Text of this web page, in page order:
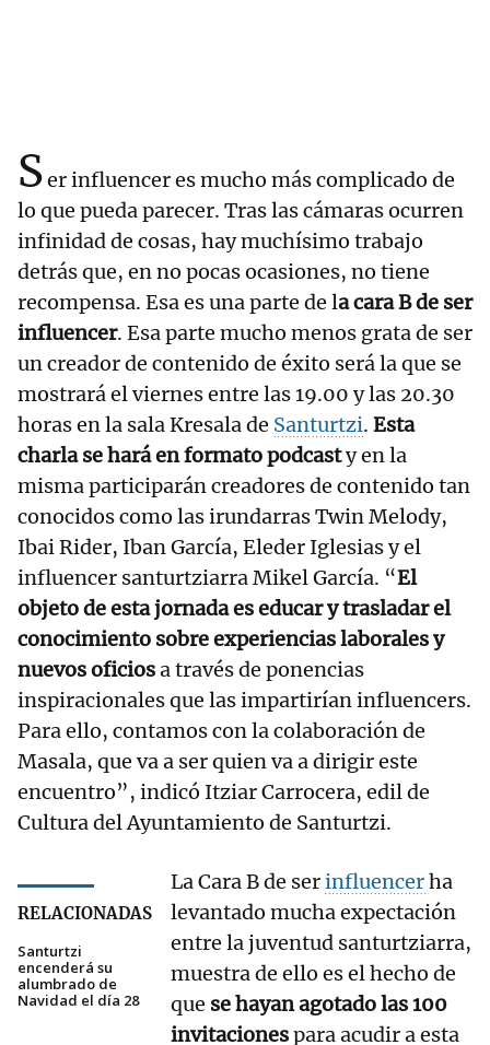
Ser influencer es mucho más complicado de
lo que pueda parecer. Tras las cámaras ocurren
infinidad de cosas, hay muchísimo trabajo
detrás que, en no pocas ocasiones, no tiene
recompensa. Esa es una parte de la cara B de ser
influencer. Esa parte mucho menos grata de ser
un creador de contenido de éxito será la que se
mostrará el viernes entre las 19.00 y las 20.30
horas en la sala Kresala de Santurtzi. Esta
charla se hará en formato podcasty en la
misma participarán creadores de contenido tan
conocidos como las irundarras Twin Melody,
Ibai Rider, Iban García, Eleder Iglesias y el
influencer santurtziarra Mikel García. “El
objeto de esta jornada es educar y trasladar el
conocimiento sobre experiencias laborales y
nuevos oficiosa través de ponencias
inspiracionales que las impartirían influencers.
Para ello, contamos con la colaboración de
Masala, que va a ser quien va a dirigir este
encuentro”, indicó Itziar Carrocera, edil de
Cultura del Ayuntamiento de Santurtzi.
RELACIONADAS
Santurtzi
encenderá su
alumbrado de
Navidad el día 28
La Cara B de serinfluencerha
levantado mucha expectación
entre la juventud santurtziarra,
muestra de ello es el hecho de
que se hayan agotado las 100
invitacionespara acudir a esta